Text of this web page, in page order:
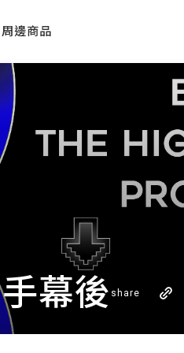
周邊商品
幕後 share